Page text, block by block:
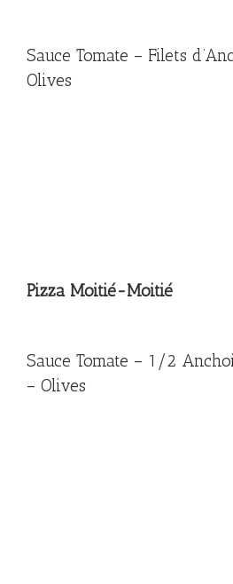
Sauce Tomate – Filets
Olives
Pizza Moitié-Moitié
Sauce Tomate – 1/2
– Olives